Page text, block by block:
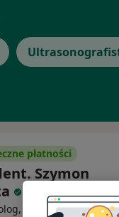
płatności
Szymon
Ortodonta, Chirurg